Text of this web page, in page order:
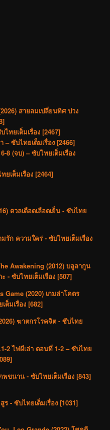
สายลมเปลี่ยนทิศ ปวง
ไทยเต็มเรื่อง [2467]
– ซับไทยเต็มเรื่อง [2466]
8 (จบ) – ซับไทยเต็มเรื่อง
เต็มเรื่อง [2464]
ดวลเดือดเลือดเย็น - ซับไทย
รัก ความใคร่ - ซับไทยเต็มเรื่อง
Awakening (2012) บลูลากูน
- ซับไทยเต็มเรื่อง [507]
Game (2020) เกมล่าโคตร
ต็มเรื่อง [682]
ฆาตกรโรคจิต - ซับไทย
2 ไพ่ผีเล่า ตอนที่ 1-2 – ซับไทย
พขนาน - ซับไทยเต็มเรื่อง [843]
ร - ซับไทยเต็มเรื่อง [1031]